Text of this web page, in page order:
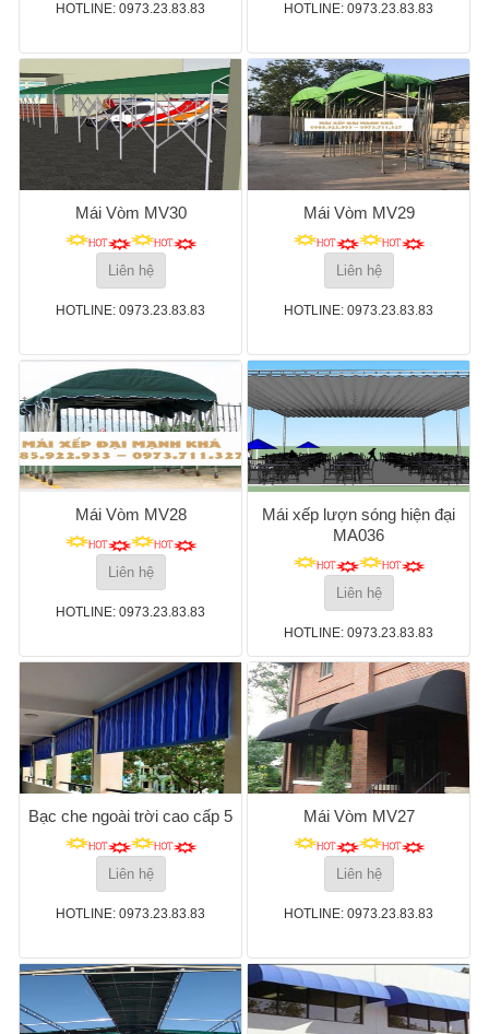
HOTLINE: 0973.23.83.83 HOTLINE: 0973.23.83.83
Mái Vòm MV30
Liên hệ
HOTLINE: 0973.23.83.83
Mái Vòm MV29
Liên hệ
HOTLINE: 0973.23.83.83
Mái Vòm MV28
Liên hệ
HOTLINE: 0973.23.83.83
Mái xếp lượn sóng hiện đại
MA036
Liên hệ
HOTLINE: 0973.23.83.83
Bạc che ngoài trời cao cấp 5
Liên hệ
HOTLINE: 0973.23.83.83
Mái Vòm MV27
Liên hệ
HOTLINE: 0973.23.83.83